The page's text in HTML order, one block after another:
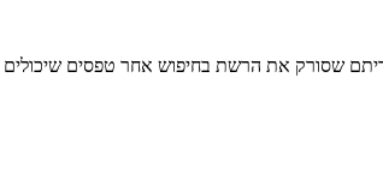
שסורק את הרשת בחיפוש אחר טפסים